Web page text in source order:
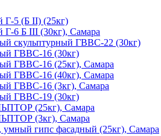
Г-5 (Б II) (25кг)
Г-6 Б III (30кг), Самара
скульптурный ГВВС-22 (30кг)
ГВВС-16 (30кг)
ГВВС-16 (25кг), Самара
ГВВС-16 (40кг), Самара
ГВВС-16 (3кг), Самара
ГВВС-19 (30кг)
(25кг), Самара
(3кг), Самара
гипс фасадный (25кг), Самара